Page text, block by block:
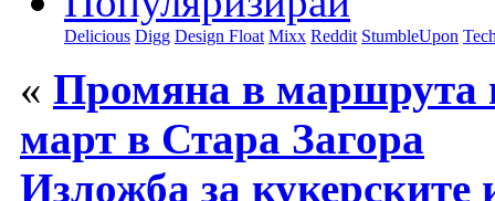
Delicious Digg Design Float Mixx Reddit StumbleUpon
« Промяна в маршрута
март в Стара Загора
Изложба за кукерските